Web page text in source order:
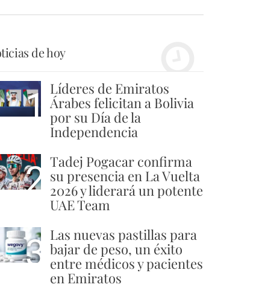
de hoy
1 Líderes de Emiratos
Árabes felicitan a Bolivia
por su Día de la
Independencia
2 Tadej Pogacar confirma
su presencia en La Vuelta
2026 y liderará un potente
UAE Team
3 Las nuevas pastillas para
bajar de peso, un éxito
entre médicos y pacientes
en Emiratos